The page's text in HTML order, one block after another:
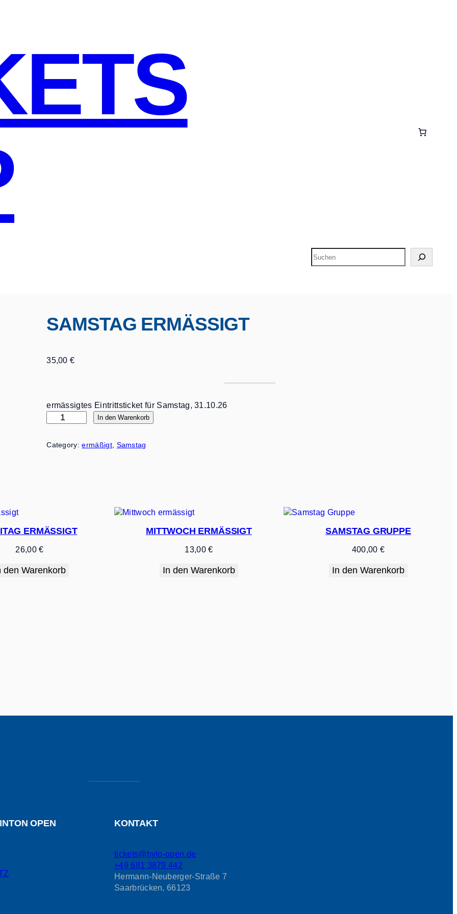
Suchen
SAMSTAG ERMÄSSIGT
35,00€
ermässigtes Eintrittsticket für Samstag, 31.10.26
s
ä
g
In den Warenkorb
Category:ermäßigt, Samstag
ERMÄSSIGT
26,00€
den Warenkorb
MITTWOCH ERMÄSSIGT
13,00€
In den Warenkorb
SAMSTAG GRUPPE
400,00 €
In den Warenkorb
OPEN KONTAKT
tickets@hylo-open.de
+49 681 3879 442
Hermann-Neuberger-Straße 7
Saarbrücken,66123